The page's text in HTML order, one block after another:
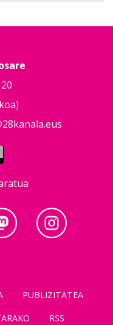
PUBLIZITATEA
RSS